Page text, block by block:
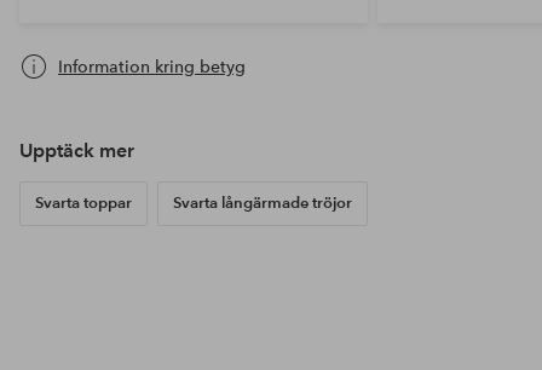
Information kring betyg
Upptäck mer
Svarta toppar Svarta långärmade tröjor